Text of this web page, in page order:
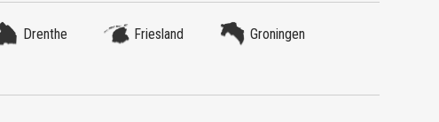
Drenthe Friesland
Groningen